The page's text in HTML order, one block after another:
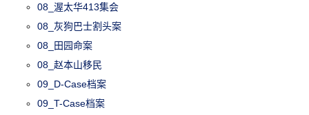
08_渥太华413集会
08_灰狗巴士割头案
08_田园命案
08_赵本山移民
09_D-Case档案
09_T-Case档案